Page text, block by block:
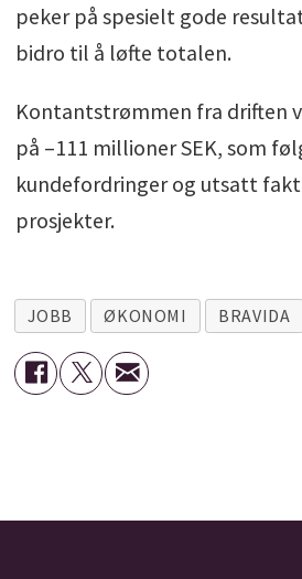
peker på spesielt gode
bidro til å løfte totalen.
Kontantstrømmen fra driften
på –111 millioner SEK, som
kundefordringer og utsatt
prosjekter.
JOBB ØKONOMI BRAVIDA